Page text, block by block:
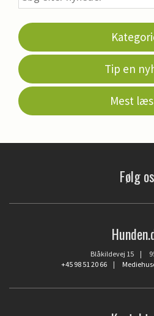
Tip en
Mest
Følg os
Blåkildevej 15 |
+45 98 51 20 66|